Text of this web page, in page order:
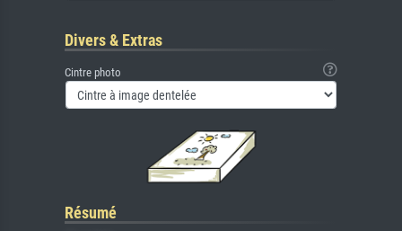
Divers & Extras
Cintre photo
Résumé